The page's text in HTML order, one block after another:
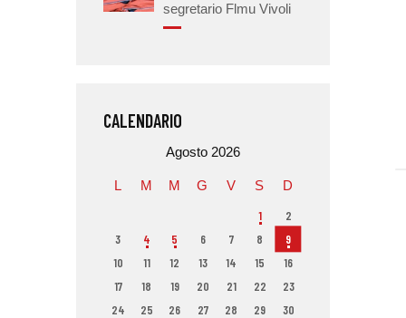
segretario Flmu Vivoli
CALENDARIO
Agosto 2026
L M M G V S D
1
2
3
4 5 6 7 8
9
10
11 12 13 14 15
16
17
18 19 20 21 22
23
24
25 26 27 28 29
30